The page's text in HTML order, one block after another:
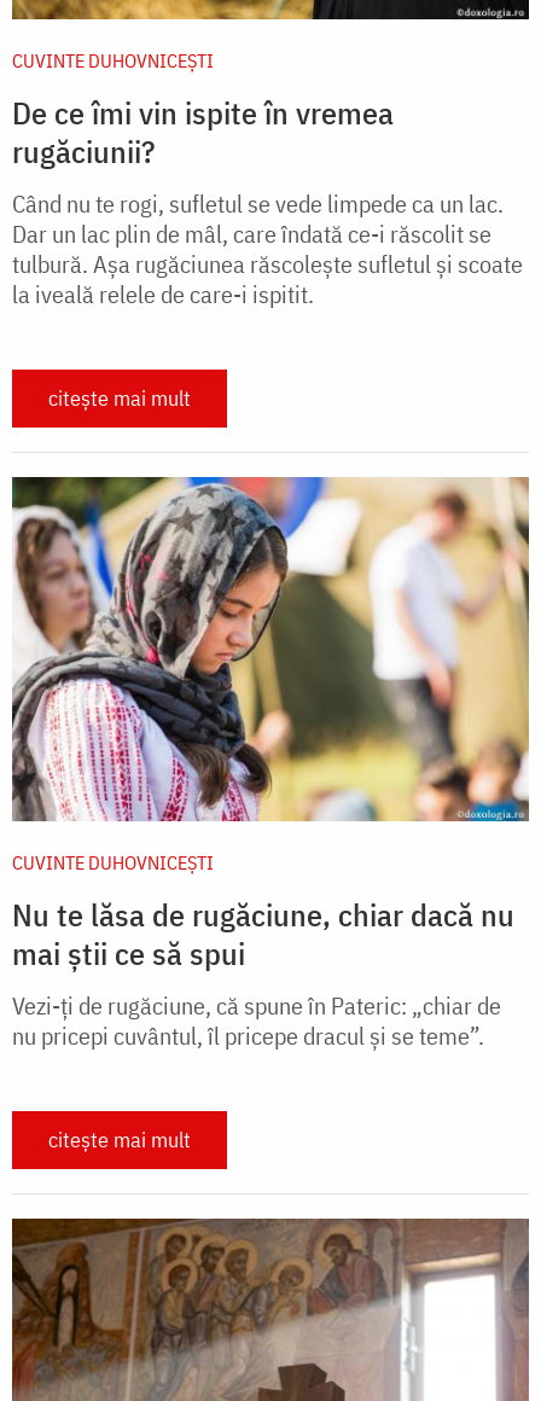
CUVINTE DUHOVNICEȘTI
De ce îmi vin ispite în vremea
rugăciunii?
Când nu te rogi, sufletul se vede limpede ca un lac.
Dar un lac plin de mâl, care îndată ce-i răscolit se
tulbură. Așa rugăciunea răscolește sufletul și scoate
la iveală relele de care-i ispitit.
citește mai mult
CUVINTE DUHOVNICEȘTI
Nu te lăsa de rugăciune, chiar dacă nu
mai știi ce să spui
Vezi-ți de rugăciune, că spune în Pateric: „chiar de
nu pricepi cuvântul, îl pricepe dracul și se teme”.
citește mai mult